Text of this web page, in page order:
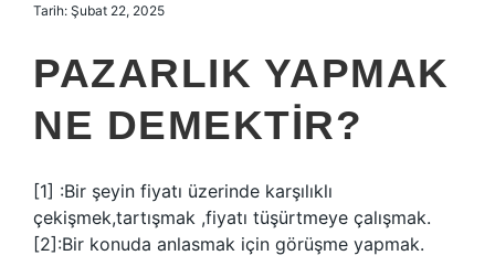
Tarih: Şubat 22, 2025
PAZARLIK YAPMAK
NE DEMEKTIR?
[1] :Bir şeyin fiyatı üzerinde karşılıklı
çekişmek,tartışmak ,fiyatı tüşürtmeye çalışmak.
[2]:Bir konuda anlasmak için görüşme yapmak.